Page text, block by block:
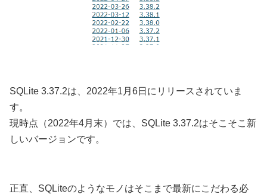
SQLite 3.37.2は、2022年1月6日にリリースされていま
す。
現時点（2022年4月末）では、SQLite 3.37.2はそこそこ新
しいバージョンです。
正直、SQLiteのようなモノはそこまで最新にこだわる必